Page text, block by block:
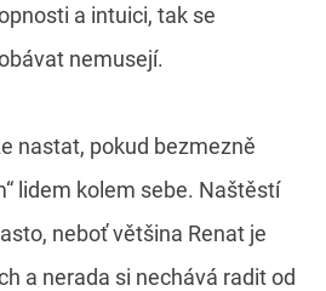
a intuici, tak se
nemusejí.
nastat, pokud bezmezně
lidem kolem sebe. Naštěstí
neboť většina Renat je
a nerada si nechává radit od